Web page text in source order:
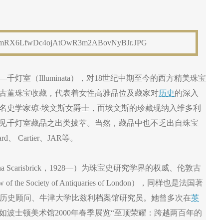
灯室（Illuminata），对18世纪中期至今的西方精美珠宝
董珠宝收藏，代表着女性高雅品位及藏家对历史的深入
史学家琼·埃文斯女爵士，而埃文斯的珍藏现纳入维多利
千灯室藏品之出类拔萃。当然，藏品中也不乏出自珠宝
、 Cartier、JAR等。
Scarisbrick，1928—）为珠宝史研究学界的权威、伦敦古
the Society of Antiquaries of London），同样也是法国著
史顾问、牛津大学比兹利档案馆研究员。她曾多次在英
波士顿美术馆2000年春季展览“至顶荣耀：跨越两百年的